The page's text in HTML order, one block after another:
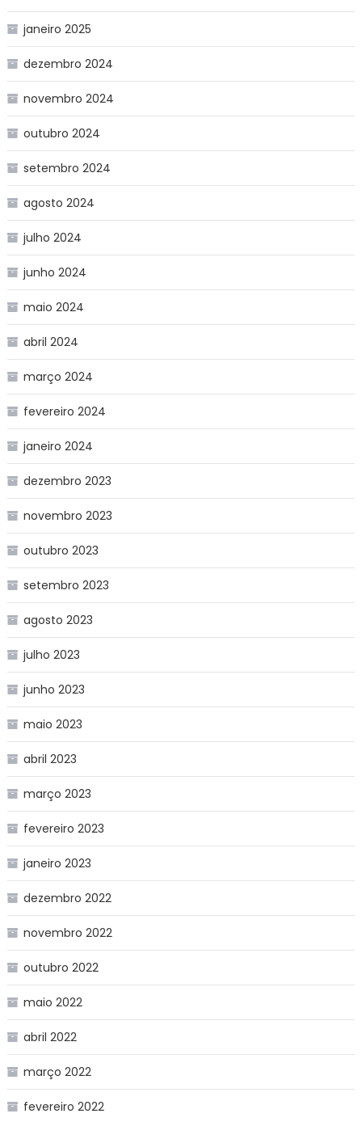
janeiro 2025
dezembro 2024
novembro 2024
outubro 2024
setembro 2024
agosto 2024
julho 2024
junho 2024
maio 2024
abril 2024
março 2024
fevereiro 2024
janeiro 2024
dezembro 2023
novembro 2023
outubro 2023
setembro 2023
agosto 2023
julho 2023
junho 2023
maio 2023
abril 2023
março 2023
fevereiro 2023
janeiro 2023
dezembro 2022
novembro 2022
outubro 2022
maio 2022
abril 2022
março 2022
fevereiro 2022